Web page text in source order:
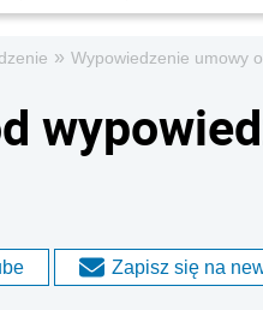
» Wypowiedzenie umowy
Zapisz się na